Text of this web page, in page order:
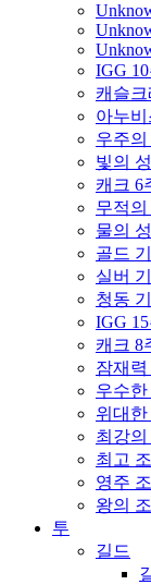
IGG
캐슬
아누비
우주의
빛의 성
캐크 6
무적의
물의
골드
실버
청동
IGG
캐크 8
잠재
우수
위대
최강
최고
영주
왕의
투
길드